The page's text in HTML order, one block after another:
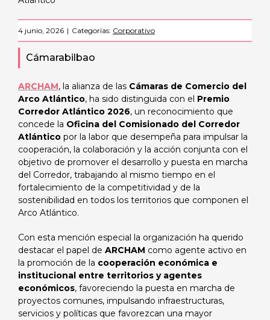
4 junio, 2026 | Categorías: Corporativo
Cámarabilbao
ARCHAM, la alianza de las Cámaras de Comercio del
Arco Atlántico, ha sido distinguida con el Premio
Corredor Atlántico 2026, un reconocimiento que
concede la Oficina del Comisionado del Corredor
Atlántico por la labor que desempeña para impulsar la
cooperación, la colaboración y la acción conjunta con el
objetivo de promover el desarrollo y puesta en marcha
del Corredor, trabajando al mismo tiempo en el
fortalecimiento de la competitividad y de la
sostenibilidad en todos los territorios que componen el
Arco Atlántico.
Con esta mención especial la organización ha querido
destacar el papel de ARCHAM como agente activo en
la promoción de la cooperación económica e
institucional entre territorios y agentes
económicos, favoreciendo la puesta en marcha de
proyectos comunes, impulsando infraestructuras,
servicios y políticas que favorezcan una mayor